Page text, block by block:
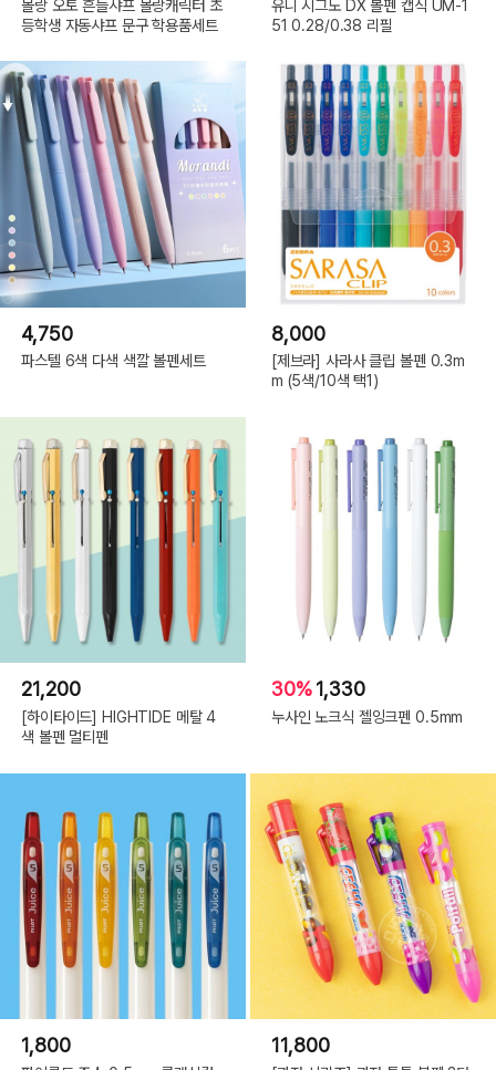
몰랑 오토 흔들샤프 몰랑캐릭터 초
등학생 자동샤프 문구 학용품세트
유니 시그노 DX 볼펜 캡식 UM-1
51 0.28/0.38 리필
4,750
파스텔 6색 다색 색깔 볼펜세트
8,000
[제브라] 사라사 클립 볼펜 0.3m
m (5색/10색 택1)
21,200
[하이타이드] HIGHTIDE 메탈 4
색 볼펜 멀티펜
30%1,330
누사인 노크식 젤잉크펜 0.5mm
1,800 11,800